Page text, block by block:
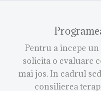
Pentru a incepe
solicita o evaluare
mai jos. In cadrul
consilierea